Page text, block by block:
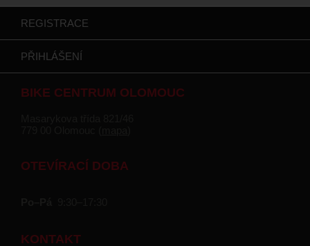
REGISTRACE
PŘIHLÁŠENÍ
BIKE CENTRUM OLOMOUC
OTEVÍRACÍ DOBA
KONTAKT